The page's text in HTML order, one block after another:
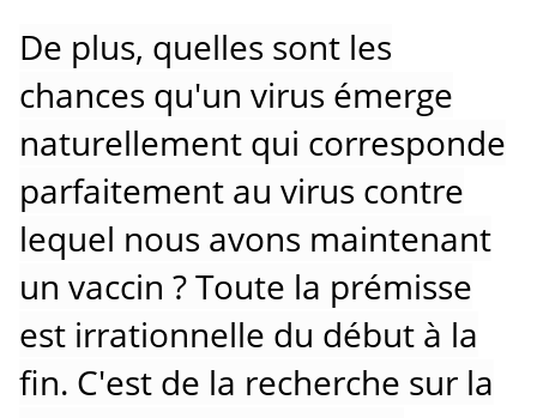
De plus, quelles sont les
chances qu'un virus émerge
naturellement qui corresponde
parfaitement au virus contre
lequel nous avons maintenant
un vaccin ?Toute la prémisse
est irrationnelle du début à la
fin. C'est de la recherche sur la